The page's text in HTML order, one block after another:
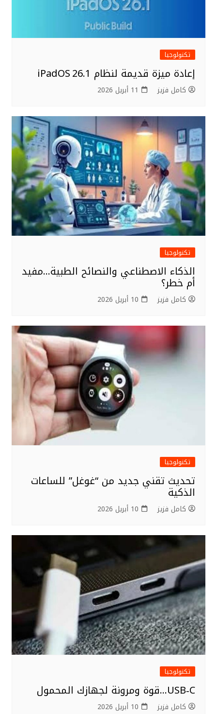
تكنولوجيا
إعادة ميزة قديمة لنظام iPadOS 26.1
كامل فزيز 11 أبريل 2026
تكنولوجيا
الذكاء الاصطناعي والنصائح الطبية…مفيد
أم خطر؟
كامل فزيز 10 أبريل 2026
تكنولوجيا
تحديث تقني جديد من “غوغل” للساعات
الذكية
كامل فزيز 10 أبريل 2026
تكنولوجيا
USB‑C…قوة ومرونة لجهازك المحمول
كامل فزيز 10 أبريل 2026